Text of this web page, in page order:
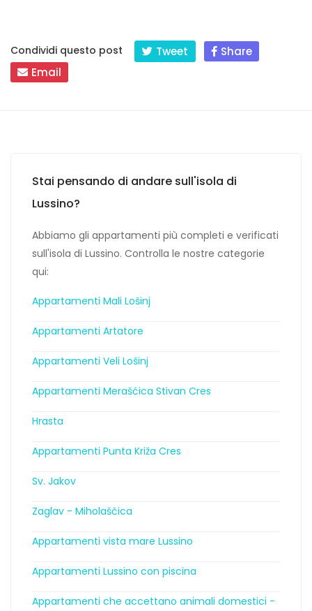
Condividi questo post Tweet
Share
Email
Stai pensando di andare sull'isola di
Lussino?
Abbiamo gli appartamenti più completi e verificati
sull'isola di Lussino. Controlla le nostre categorie
qui:
Appartamenti Mali Lošinj
Appartamenti Artatore
Appartamenti Veli Lošinj
Appartamenti Merašćica Stivan Cres
Hrasta
Appartamenti Punta Križa Cres
Sv. Jakov
Zaglav - Miholaščica
Appartamenti vista mare Lussino
Appartamenti Lussino con piscina
Appartamenti che accettano animali domestici -